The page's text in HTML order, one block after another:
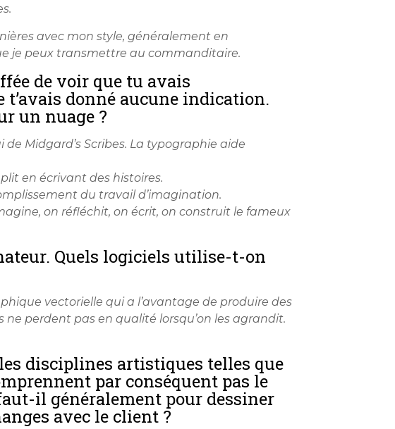
avec mon style, généralement en
je peux transmettre au commanditaire.
de voir que tu avais
donné aucune indication.
un nuage ?
Midgard’s Scribes. La typographie aide
en écrivant des histoires.
du travail d’imagination.
on réfléchit, on écrit, on construit le fameux
Quels logiciels utilise-t-on
vectorielle qui a l’avantage de produire des
ne perdent pas en qualité lorsqu’on les agrandit.
disciplines artistiques telles que
par conséquent pas le
il généralement pour dessiner
avec le client ?